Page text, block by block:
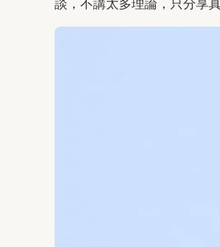
談，不講太多理論，只分享